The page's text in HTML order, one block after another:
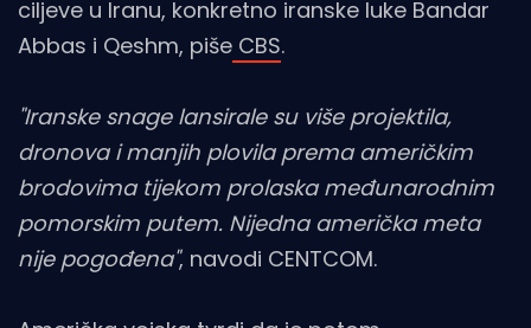
ciljeve u Iranu, konkretno iranske luke Bandar
Abbas i Qeshm, piše CBS.
"Iranske snage lansirale su više projektila,
dronova i manjih plovila prema američkim
brodovima tijekom prolaska međunarodnim
pomorskim putem. Nijedna američka meta
nije pogođena", navodi CENTCOM.